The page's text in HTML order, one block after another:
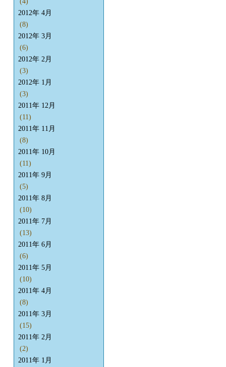
2012年 4月
(8)
2012年 3月
(6)
2012年 2月
(3)
2012年 1月
(3)
2011年 12月
(11)
2011年 11月
(8)
2011年 10月
(11)
2011年 9月
(5)
2011年 8月
(10)
2011年 7月
(13)
2011年 6月
(6)
2011年 5月
(10)
2011年 4月
(8)
2011年 3月
(15)
2011年 2月
(2)
2011年 1月